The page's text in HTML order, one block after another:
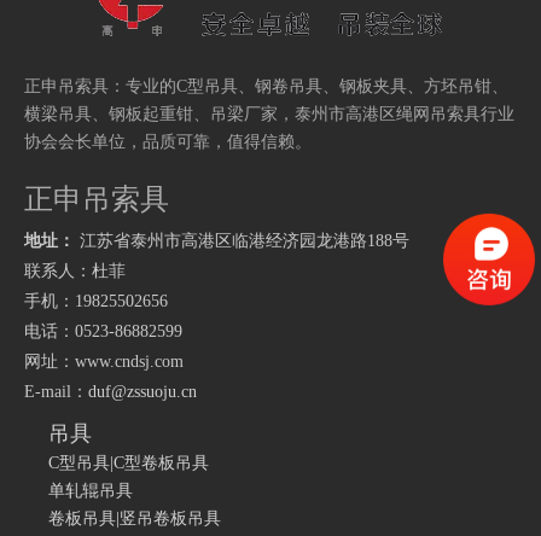
正申吊索具：专业的C型吊具、 钢卷吊具、 钢板夹具、 方坯吊钳、
横梁吊具、 钢板起重钳、 吊梁厂家 ， 泰州市高港区绳网吊索具行业
协会会长单位，品质可靠，值得信赖。
正申吊索具
地址： 江苏省泰州市高港区临港经济园龙港路188号
联系人：杜菲
手机：19825502656
电话：0523-86882599
网址： www.cndsj.com
E-mail： duf@zssuoju.cn
吊具
C型吊具|C型卷板吊具
单轧辊吊具
卷板吊具|竖吊卷板吊具